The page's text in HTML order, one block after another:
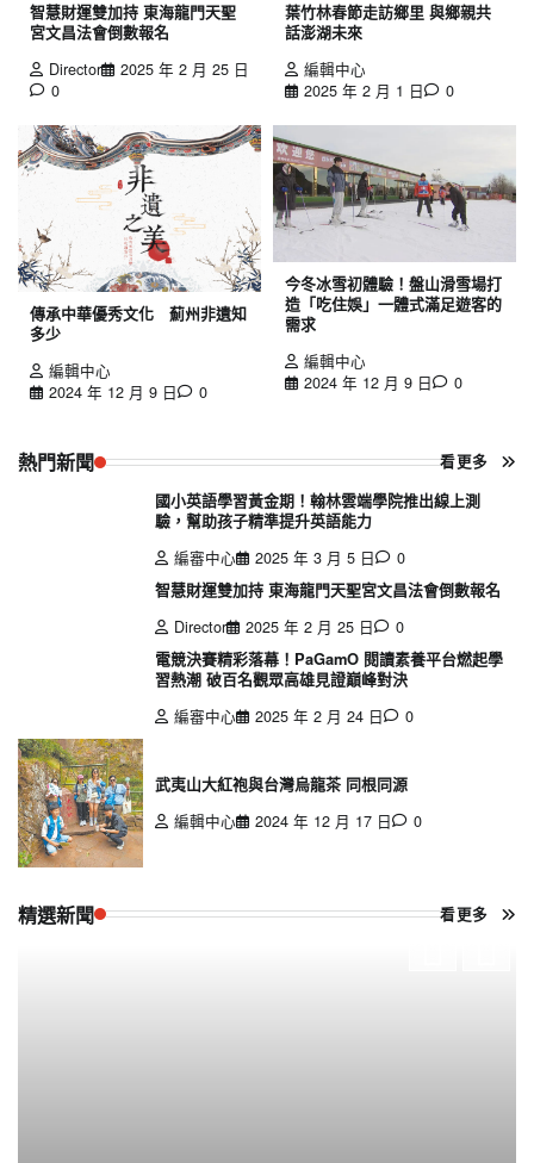
智慧財運雙加持 東海龍門天聖
宮文昌法會倒數報名
Director
2025 年 2 月 25 日
0
葉竹林春節走訪鄉里 與鄉親共
話澎湖未來
編輯中心
2025 年 2 月 1 日
0
傳承中華優秀文化 薊州非遺知
多少
編輯中心
2024 年 12 月 9 日
0
今冬冰雪初體驗！盤山滑雪場打
造「吃住娛」一體式滿足遊客的
需求
編輯中心
2024 年 12 月 9 日
0
熱門新聞 看更多
國小英語學習黃金期！翰林雲端學院推出線上測
驗，幫助孩子精準提升英語能力
編審中心
2025 年 3 月 5 日
0
智慧財運雙加持 東海龍門天聖宮文昌法會倒數報名
Director
2025 年 2 月 25 日
0
電競決賽精彩落幕！PaGamO 閱讀素養平台燃起學
習熱潮 破百名觀眾高雄見證巔峰對決
編審中心
2025 年 2 月 24 日 0
武夷山大紅袍與台灣烏龍茶 同根同源
編輯中心
2024 年 12 月 17 日 0
精選新聞 看更多